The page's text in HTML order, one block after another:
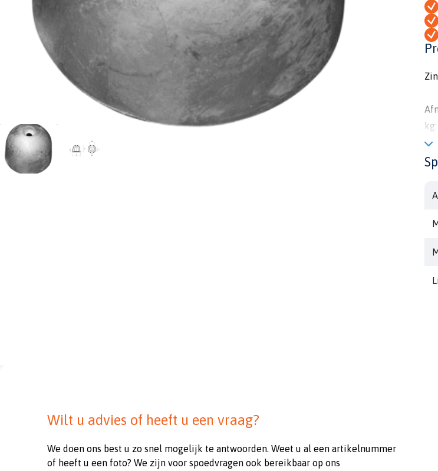
h:
Wilt u advies of heeft u een vraag?
We doen ons best u zo snel mogelijk te antwoorden. Weet u al een artikelnummer
of heeft u een foto? We zijn voor spoedvragen ook bereikbaar op ons